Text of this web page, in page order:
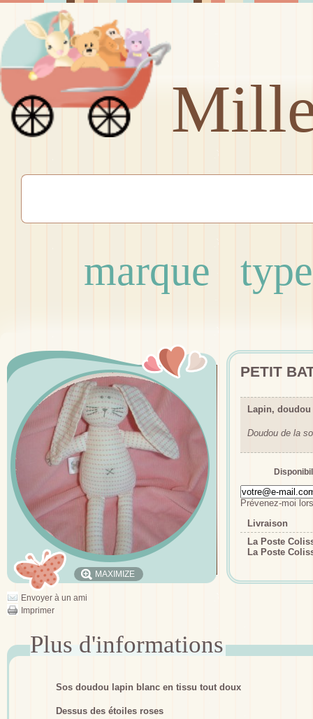
marque type
MAXIMIZE
Envoyer à un ami
Imprimer
PETIT
Lapin, doudou
Doudou de la
Prévenez-moi
Livraison
La Poste
La Poste
Sos doudou lapin blanc en tissu tout doux
Dessus des étoiles roses